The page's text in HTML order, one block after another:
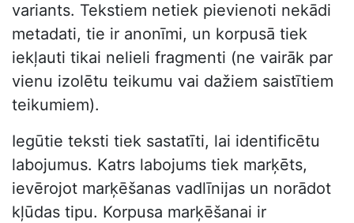
variants. Tekstiem netiek pievienoti nekādi
metadati, tie ir anonīmi, un korpusā tiek
iekļauti tikai nelieli fragmenti (ne vairāk par
vienu izolētu teikumu vai dažiem saistītiem
teikumiem).
Iegūtie teksti tiek sastatīti, lai identificētu
labojumus. Katrs labojums tiek marķēts,
ievērojot marķēšanas vadlīnijas un norādot
kļūdas tipu. Korpusa marķēšanai ir